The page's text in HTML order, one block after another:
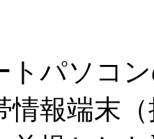
トパソコ
情報端末